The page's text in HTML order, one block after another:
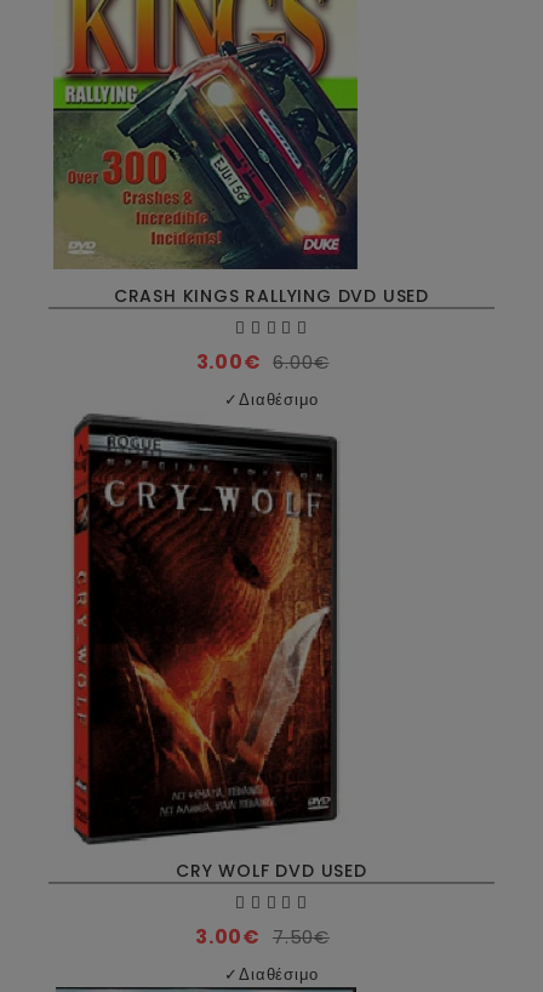
CRASH KINGS RALLYING DVD USED
3.00€ 6.00€
✓Διαθέσιμο
CRY WOLF DVD USED
3.00€ 7.50€
✓Διαθέσιμο